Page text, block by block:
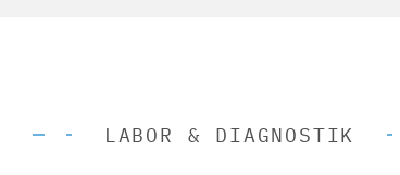
LABOR & DIAGNOSTIK